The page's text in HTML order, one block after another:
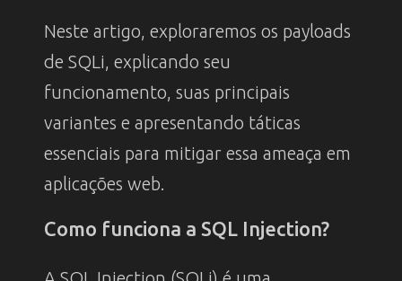
Neste artigo, exploraremos os payloads
de SQLi, explicando seu
funcionamento, suas principais
variantes e apresentando táticas
essenciais para mitigar essa ameaça em
aplicações web.
Como funciona a SQL Injection?